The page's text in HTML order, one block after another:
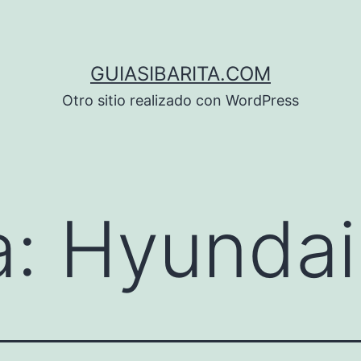
GUIASIBARITA.COM
Otro sitio realizado con WordPress